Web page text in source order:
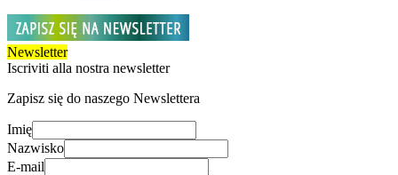
Newsletter
Iscriviti alla nostra newsletter
Zapisz się do naszego Newslettera
Imię
Nazwisko
E-mail